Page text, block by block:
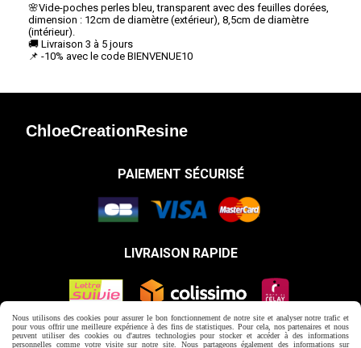
🌸Vide-poches perles bleu, transparent avec des feuilles dorées,
dimension : 12cm de diamètre (extérieur), 8,5cm de diamètre
(intérieur).
🚚 Livraison 3 à 5 jours
📌 -10% avec le code BIENVENUE10
ChloeCreationResine
PAIEMENT SÉCURISÉ
LIVRAISON RAPIDE
Facebook est désactivé. Autoriser
Nous utilisons des cookies pour assurer le bon fonctionnement de notre site et analyser notre trafic et
pour vous offrir une meilleure expérience à des fins de statistiques. Pour cela, nos partenaires et nous
peuvent utiliser des cookies ou d'autres technologies pour stocker et accéder à des informations
personnelles comme votre visite sur notre site. Nous partageons également des informations sur